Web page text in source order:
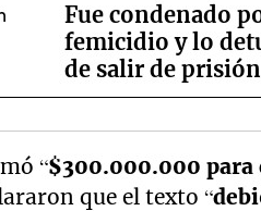
Fue condenado
femicidio y lo
de salir de prisión
“$300.000.000 para
que el texto “